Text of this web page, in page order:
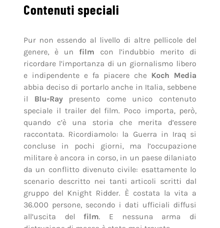
Contenuti speciali
Pur non essendo al livello di altre pellicole del
genere, è un film con l’indubbio merito di
ricordare l’importanza di un giornalismo libero
e indipendente e fa piacere che Koch Media
abbia deciso di portarlo anche in Italia, sebbene
il Blu-Raypresento come unico contenuto
speciale il trailer del film. Poco importa, però,
quando c’è una storia che merita d’essere
raccontata. Ricordiamolo: la Guerra in Iraq si
concluse in pochi giorni, ma l’occupazione
militare è ancora in corso, in un paese dilaniato
da un conflitto divenuto civile: esattamente lo
scenario descritto nei tanti articoli scritti dal
gruppo del Knight Ridder. È costata la vita a
36.000 persone, secondo i dati ufficiali diffusi
all’uscita del film. E nessuna arma di